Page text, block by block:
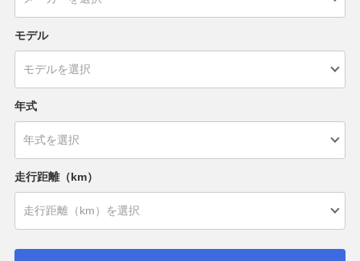
モデル
年式
走行距離（km）